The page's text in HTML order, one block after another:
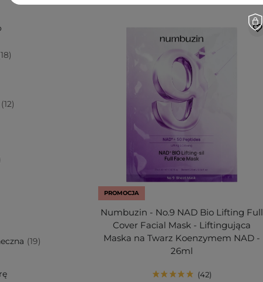
18
12
19
PROMOCJA
Numbuzin - No.9 NAD Bio Lifting Full
Cover Facial Mask - Liftingująca
Maska na Twarz Koenzymem NAD -
26ml
42